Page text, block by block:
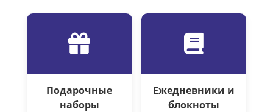
Подарочные
наборы
Ежедневники и
блокноты